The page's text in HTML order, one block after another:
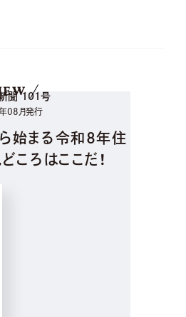
聞 101号
08月発行
始まる令和8年住
ころはここだ！